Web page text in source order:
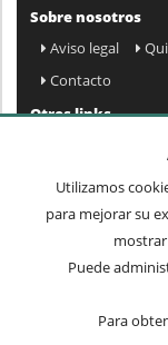
Sobre nosotros
Aviso legal
Contacto
Otros links
Condiciones de
Newsletter
Acepto
Utilizamos
para mejorar su
Puede
Para